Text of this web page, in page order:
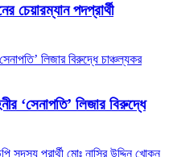
চেয়ারম্যান পদপ্রার্থী
‘সেনাপতি’ লিজার বিরুদ্ধে